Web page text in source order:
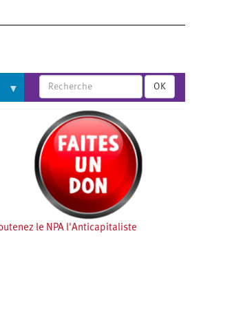
OK
le NPA l'Anticapitaliste